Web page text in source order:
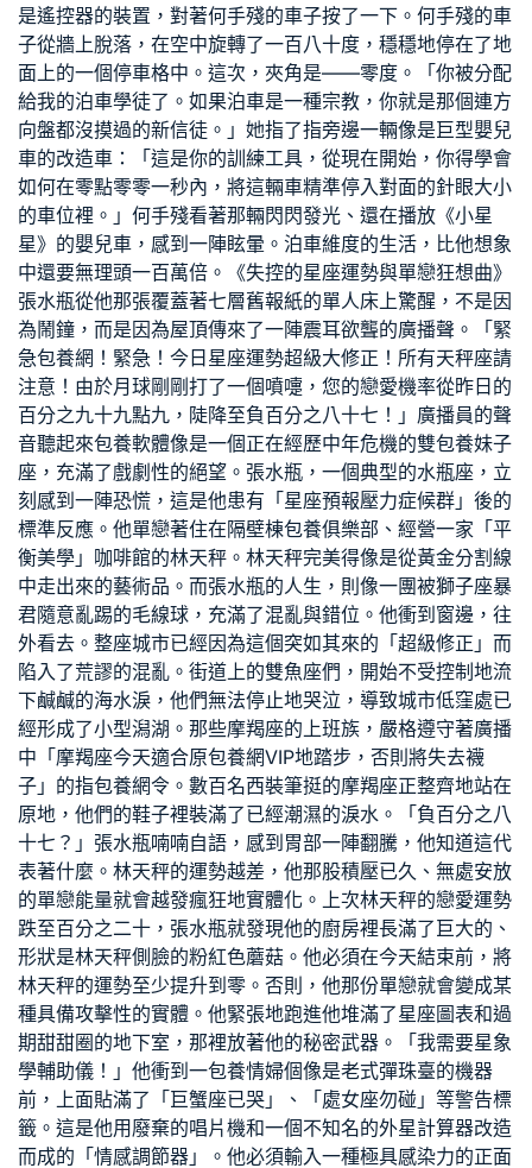
是遙控器的裝置，對著何手殘的車子按了一下。何手殘的車
子從牆上脫落，在空中旋轉了一百八十度，穩穩地停在了地
面上的一個停車格中。這次，夾角是——零度。「你被分配
給我的泊車學徒了。如果泊車是一種宗教，你就是那個連方
向盤都沒摸過的新信徒。」她指了指旁邊一輛像是巨型嬰兒
車的改造車：「這是你的訓練工具，從現在開始，你得學會
如何在零點零零一秒內，將這輛車精準停入對面的針眼大小
的車位裡。」何手殘看著那輛閃閃發光、還在播放《小星
星》的嬰兒車，感到一陣眩暈。泊車維度的生活，比他想象
中還要無理頭一百萬倍。《失控的星座運勢與單戀狂想曲》
張水瓶從他那張覆蓋著七層舊報紙的單人床上驚醒，不是因
為鬧鐘，而是因為屋頂傳來了一陣震耳欲聾的廣播聲。「緊
急包養網 ！緊急！今日星座運勢超級大修正！所有天秤座請
注意！由於月球剛剛打了一個噴嚏，您的戀愛機率從昨日的
百分之九十九點九，陡降至負百分之八十七！」廣播員的聲
音聽起來包養軟體像是一個正在經歷中年危機的雙包養妹子
座，充滿了戲劇性的絕望。張水瓶，一個典型的水瓶座，立
刻感到一陣恐慌，這是他患有「星座預報壓力症候群」後的
標準反應。他單戀著住在隔壁棟包養俱樂部 、經營一家「平
衡美學」咖啡館的林天秤。林天秤完美得像是從黃金分割線
中走出來的藝術品。而張水瓶的人生，則像一團被獅子座暴
君隨意亂踢的毛線球，充滿了混亂與錯位。他衝到窗邊，往
外看去。整座城市已經因為這個突如其來的「超級修正」而
陷入了荒謬的混亂。街道上的雙魚座們，開始不受控制地流
下鹹鹹的海水淚，他們無法停止地哭泣，導致城市低窪處已
經形成了小型潟湖。那些摩羯座的上班族，嚴格遵守著廣播
中「摩羯座今天適合原包養網VIP地踏步，否則將失去襪
子」的指包養網令。數百名西裝筆挺的摩羯座正整齊地站在
原地，他們的鞋子裡裝滿了已經潮濕的淚水。「負百分之八
十七？」張水瓶喃喃自語，感到胃部一陣翻騰，他知道這代
表著什麼。林天秤的運勢越差，他那股積壓已久、無處安放
的單戀能量就會越發瘋狂地實體化。上次林天秤的戀愛運勢
跌至百分之二十，張水瓶就發現他的廚房裡長滿了巨大的、
形狀是林天秤側臉的粉紅色蘑菇。他必須在今天結束前，將
林天秤的運勢至少提升到零。否則，他那份單戀就會變成某
種具備攻擊性的實體。他緊張地跑進他堆滿了星座圖表和過
期甜甜圈的地下室，那裡放著他的秘密武器。「我需要星象
學輔助儀！」他衝到一包養情婦個像是老式彈珠臺的機器
前，上面貼滿了「巨蟹座已哭」、「處女座勿碰」等警告標
籤。這是他用廢棄的唱片機和一個不知名的外星計算器改造
而成的「情感調節器」。他必須輸入一種極具感染力的正面